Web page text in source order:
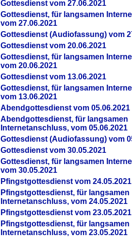
Gottesdienst vom 27.06.2021
Gottesdienst, für langsamen
vom 27.06.2021
Gottesdienst (Audiofassung) vom
Gottesdienst vom 20.06.2021
Gottesdienst, für langsamen
vom 20.06.2021
Gottesdienst vom 13.06.2021
Gottesdienst, für langsamen
vom 13.06.2021
Abendgottesdienst vom 05.06.2021
Abendgottesdienst, für langsamen
Internetanschluss, vom 05.06.2021
Gottesdienst (Audiofassung) vom
Gottesdienst vom 30.05.2021
Gottesdienst, für langsamen
vom 30.05.2021
Pfingstgottesdienst vom 24.05.2021
Pfingstgottesdienst, für langsamen
Internetanschluss, vom 24.05.2021
Pfingstgottesdienst vom 23.05.2021
Pfingstgottesdienst, für langsamen
Internetanschluss, vom 23.05.2021